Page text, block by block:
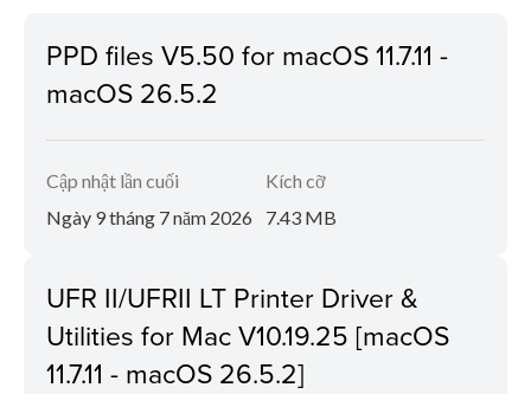
PPD files V5.50 for macOS 11.7.11 -
macOS 26.5.2
Cập nhật lần cuối
Ngày 9 tháng 7 năm 2026
Kích cỡ
7.43 MB
UFR II/UFRII LT Printer Driver &
Utilities for Mac V10.19.25 [macOS
11.7.11 - macOS 26.5.2]